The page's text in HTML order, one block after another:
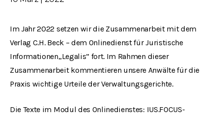
Im Jahr 2022 setzen wir die Zusammenarbeit mit dem
Verlag C.H. Beck – dem Onlinedienst für Juristische
Informationen„Legalis” fort. Im Rahmen dieser
Zusammenarbeit kommentieren unsere Anwälte für die
Praxis wichtige Urteile der Verwaltungsgerichte.
Die Texte im Modul des Onlinedienstes: IUS.FOCUS-